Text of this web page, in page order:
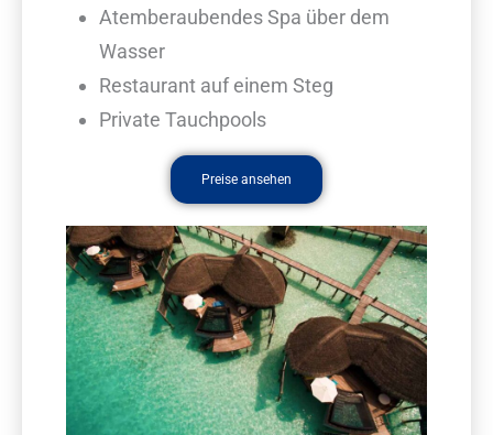
Atemberaubendes Spa über dem
Wasser
Restaurant auf einem Steg
Private Tauchpools
Preise ansehen